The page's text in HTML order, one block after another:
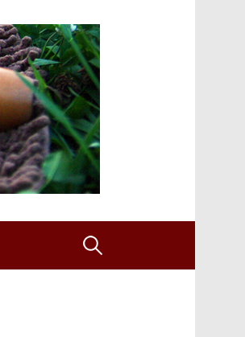
検